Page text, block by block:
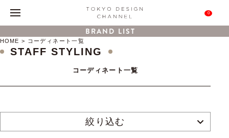
0
BRAND LIST
HOME コーディネート一覧
STAFF STYLING
コーディネート一覧
絞り込む